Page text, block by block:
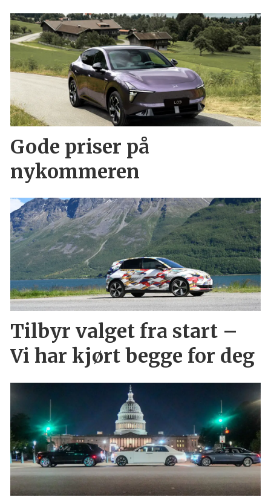
Gode priser på
nykommeren
Tilbyr valget fra start –
Vi har kjørt begge for deg